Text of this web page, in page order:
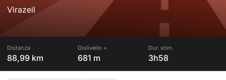
Virazeil
Distanza
88,99 km
Dislivello +
681 m
Dur. stim.
3h58